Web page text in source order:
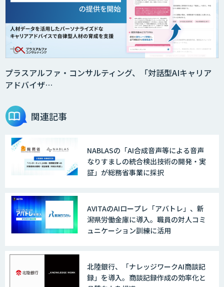
プラスアルファ・コンサルティング、「対話型AIキャリア
アドバイザ…
関連記事
NABLASの「AI合成音声等による音声
なりすましの統合検出技術の開発・実
証」が総務省事業に採択
AVITAのAIロープレ「アバトレ」、新
潟県労働金庫に導入。職員の対人コミ
ュニケーション訓練に活用
北陸銀行、「ナレッジワークAI商談記
録」を導入。商談記録作成の効率化と